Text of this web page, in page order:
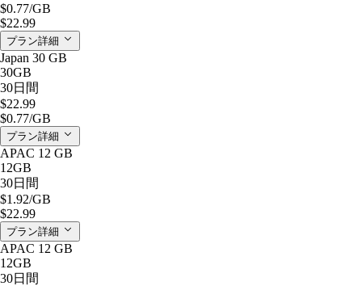
$0.77/GB
$22.99
プラン詳細
Japan 30 GB
30GB
30日間
$22.99
$0.77/GB
プラン詳細
APAC 12 GB
12GB
30日間
$1.92/GB
$22.99
プラン詳細
APAC 12 GB
12GB
30日間